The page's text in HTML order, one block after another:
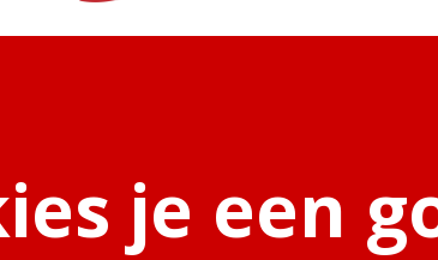
je een